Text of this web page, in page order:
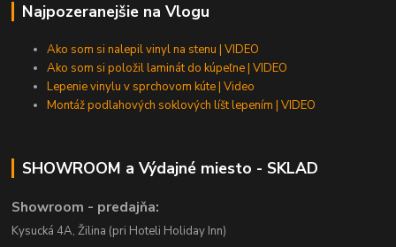
Najpozeranejšie na Vlogu
Ako som si nalepil vinyl na stenu | VIDEO
Ako som si položil laminát do kúpeľne | VIDEO
Lepenie vinylu v sprchovom kúte | Video
Montáž podlahových soklových líšt lepením | VIDEO
SHOWROOM a Výdajné miesto - SKLAD
Showroom - predajňa:
Kysucká 4A, Žilina (pri Hoteli Holiday Inn)